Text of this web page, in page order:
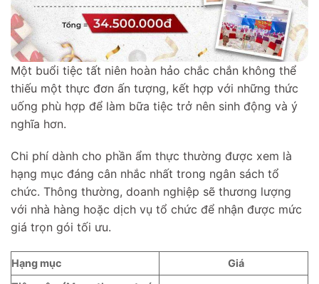
Một buổi tiệc tất niên hoàn hảo chắc chắn không thể
thiếu một thực đơn ấn tượng, kết hợp với những thức
uống phù hợp để làm bữa tiệc trở nên sinh động và ý
nghĩa hơn.
Chi phí dành cho phần ẩm thực thường được xem là
hạng mục đáng cân nhắc nhất trong ngân sách tổ
chức. Thông thường, doanh nghiệp sẽ thương lượng
với nhà hàng hoặc dịch vụ tổ chức để nhận được mức
giá trọn gói tối ưu.
Hạng mục
Giá